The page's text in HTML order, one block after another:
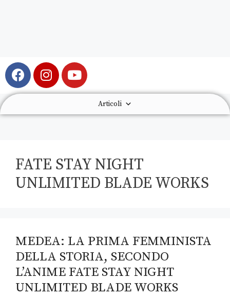
Articoli
FATE STAY NIGHT
UNLIMITED BLADE WORKS
MEDEA: LA PRIMA FEMMINISTA
DELLA STORIA, SECONDO
L’ANIME FATE STAY NIGHT
UNLIMITED BLADE WORKS